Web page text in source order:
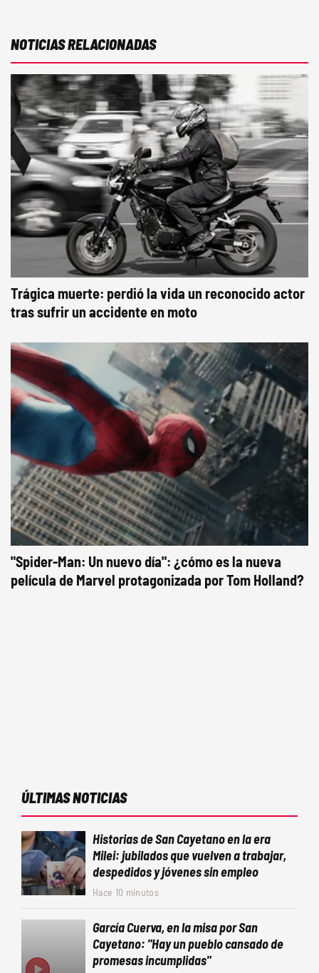
NOTICIAS RELACIONADAS
Trágica muerte: perdió la vida un reconocido actor
tras sufrir un accidente en moto
"Spider-Man: Un nuevo día": ¿cómo es la nueva
película de Marvel protagonizada por Tom Holland?
ÚLTIMAS NOTICIAS
Historias de San Cayetano en la era
Milei: jubilados que vuelven a trabajar,
despedidos y jóvenes sin empleo
Hace 10 minutos
García Cuerva, en la misa por San
Cayetano: "Hay un pueblo cansado de
promesas incumplidas"